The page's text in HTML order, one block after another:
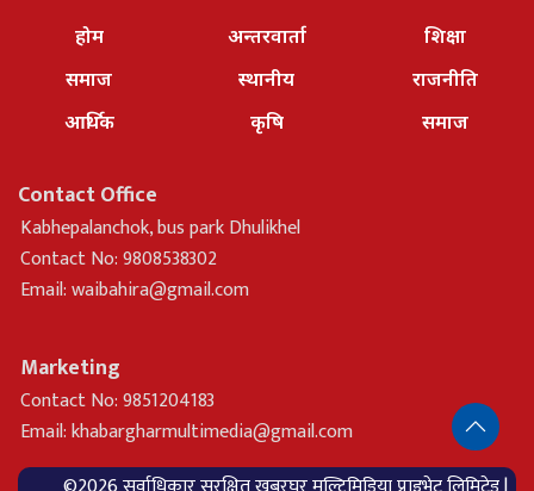
होम
समाज
आर्थिक
अन्तरवार्ता
स्थानीय
कृषि
शिक्षा
राजनीति
समाज
Contact Office
Kabhepalanchok, bus park Dhulikhel
Contact No: 9808538302
Email:waibahira@gmail.com
Marketing
Contact No: 9851204183
Email:khabargharmultimedia@gmail.com